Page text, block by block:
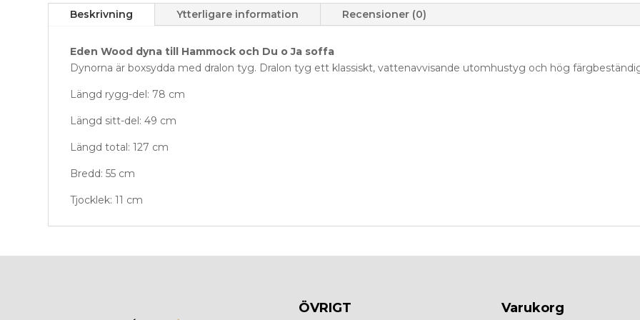
Beskrivning Ytterligare information Recensioner (0)
Eden Wood dyna till Hammock och Du o Ja soffa
Dynorna är boxsydda med dralon tyg. Dralon tyg ett klassiskt, vattenavvisande utomhustyg och hög
Längd rygg-del: 78 cm
Längd sitt-del: 49 cm
Längd total: 127 cm
Bredd: 55 cm
Tjocklek: 11 cm
ÖVRIGT Varukorg